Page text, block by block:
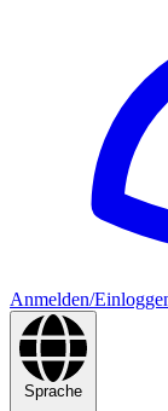
Anmelden/
Sprache